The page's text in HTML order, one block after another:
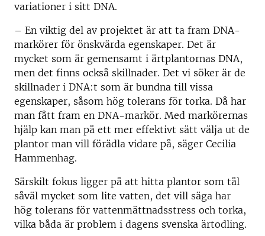
variationer i sitt DNA.
– En viktig del av projektet är att ta fram DNA-
markörer för önskvärda egenskaper. Det är
mycket som är gemensamt i ärtplantornas DNA,
men det finns också skillnader. Det vi söker är de
skillnader i DNA:t som är bundna till vissa
egenskaper, såsom hög tolerans för torka. Då har
man fått fram en DNA-markör. Med markörernas
hjälp kan man på ett mer effektivt sätt välja ut de
plantor man vill förädla vidare på, säger Cecilia
Hammenhag.
Särskilt fokus ligger på att hitta plantor som tål
såväl mycket som lite vatten, det vill säga har
hög tolerans för vattenmättnadsstress och torka,
vilka båda är problem i dagens svenska ärtodling.